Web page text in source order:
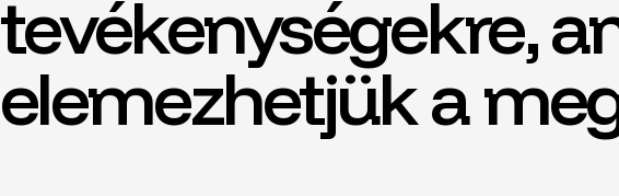
tevékenységekre,
elemezhetjük a